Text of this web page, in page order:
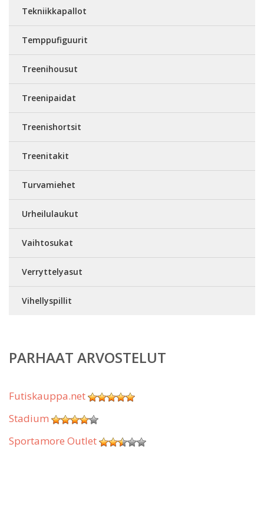
Tekniikkapallot
Temppufiguurit
Treenihousut
Treenipaidat
Treenishortsit
Treenitakit
Turvamiehet
Urheilulaukut
Vaihtosukat
Verryttelyasut
Vihellyspillit
PARHAAT ARVOSTELUT
Futiskauppa.net
Stadium
Sportamore Outlet